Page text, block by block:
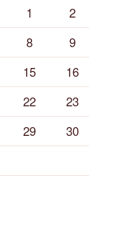
1
2
8
9
15
16
22
23
29
30